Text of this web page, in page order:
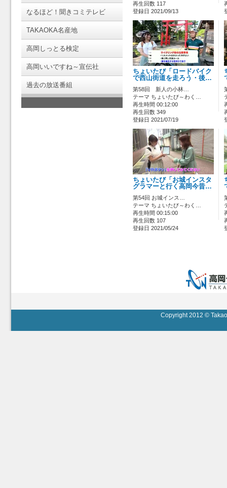
なるほど！聞きコミテレビ
TAKAOKA名産地
高岡しっとる検定
高岡いいですね～宣伝社
過去の放送番組
再生回数 117
登録日 2021/09/13
ちょいたび「ロードバイク
で西山街道を走ろう・後…
第58回 新人の小林…
テーマ ちょいたび～わく…
再生時間 00:12:00
再生回数 349
登録日 2021/07/19
ちょいたび「お城インスタ
グラマーと行く高岡今昔…
第54回 お城インス…
テーマ ちょいたび～わく…
再生時間 00:15:00
再生回数 107
登録日 2021/05/24
Copyright 2012 ©